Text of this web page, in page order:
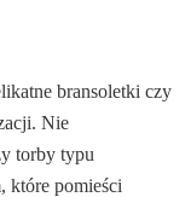
bransoletki czy
Nie
torby typu
które pomieści